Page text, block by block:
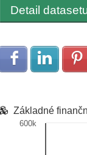
Detail
Zdielať
Základné
600k